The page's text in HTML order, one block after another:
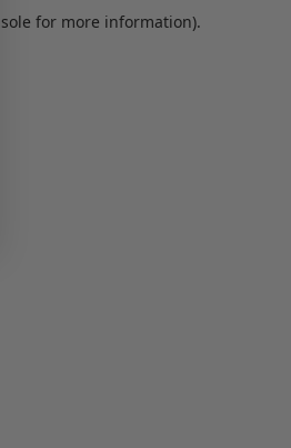
for more information).